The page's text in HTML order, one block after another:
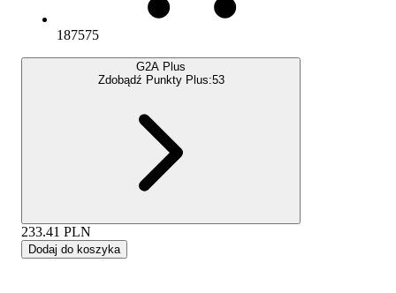
187575
G2A Plus
Zdobądź Punkty Plus:53
233.41 PLN
Dodaj do koszyka